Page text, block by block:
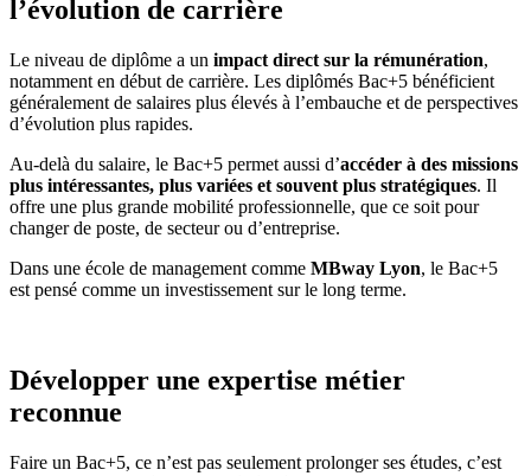
l’évolution de carrière
Le niveau de diplôme a un impact direct sur la rémunération,
notamment en début de carrière. Les diplômés Bac+5 bénéficient
généralement de salaires plus élevés à l’embauche et de perspectives
d’évolution plus rapides.
Au-delà du salaire, le Bac+5 permet aussi d’accéder à des missions
plus intéressantes, plus variées et souvent plus stratégiques. Il
offre une plus grande mobilité professionnelle, que ce soit pour
changer de poste, de secteur ou d’entreprise.
Dans une école de management comme MBway Lyon, le Bac+5
est pensé comme un investissement sur le long terme.
Développer une expertise métier
reconnue
Faire un Bac+5, ce n’est pas seulement prolonger ses études, c’est